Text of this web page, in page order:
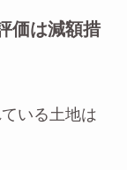
価は減額措
いる土地は